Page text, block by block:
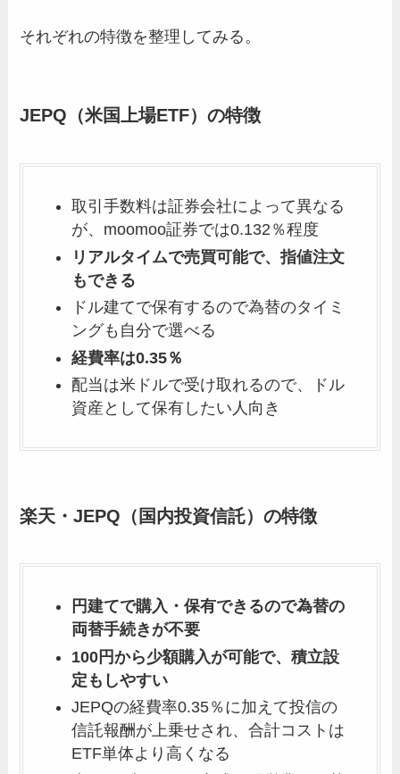
それぞれの特徴を整理してみる。
JEPQ（米国上場ETF）の特徴
取引手数料は証券会社によって異なる
が、moomoo証券では0.132％程度
リアルタイムで売買可能で、指値注文
もできる
ドル建てで保有するので為替のタイミ
ングも自分で選べる
経費率は0.35％
配当は米ドルで受け取れるので、ドル
資産として保有したい人向き
楽天・JEPQ（国内投資信託）の特徴
円建てで購入・保有できるので為替の
両替手続きが不要
100円から少額購入が可能で、積立設
定もしやすい
JEPQの経費率0.35％に加えて投信の
信託報酬が上乗せされ、合計コストは
ETF単体より高くなる